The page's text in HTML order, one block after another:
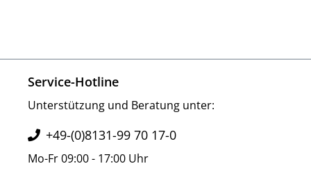
Service-Hotline
Unterstützung und Beratung unter:
+49-(0)8131-99 70 17-0
Mo-Fr 09:00 - 17:00 Uhr